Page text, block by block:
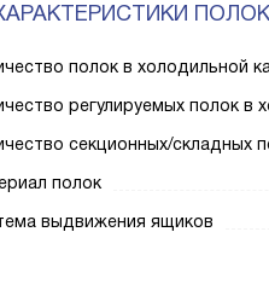
полок в холодильной
регулируемых полок в
секционных/складных
полок
выдвижения ящиков